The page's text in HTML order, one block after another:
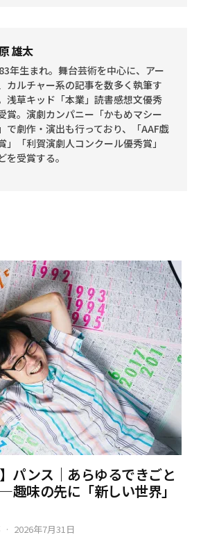
雄太
年生まれ。舞台芸術を中心に、アー
カルチャー系の記事を数多く執筆す
浅草キッド「本業」読書感想文優秀
賞。演劇カンパニー「かもめマシー
で劇作・演出も行っており、「AAF戯
」「利賀演劇人コンクール優秀賞」
を受賞する。
パンス｜あらゆるできごと
味の先に「新しい世界」
2026年7月31日